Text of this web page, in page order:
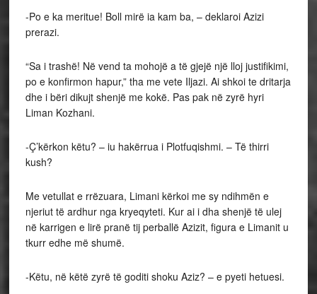
-Po e ka meritue! Boll mirë ia kam ba, – deklaroi Azizi
prerazi.
“Sa i trashë! Në vend ta mohojë a të gjejë një lloj justifikimi,
po e konfirmon hapur,” tha me vete Iljazi. Ai shkoi te dritarja
dhe i bëri dikujt shenjë me kokë. Pas pak në zyrë hyri
Liman Kozhani.
-Ç’kërkon këtu? – iu hakërrua i Plotfuqishmi. – Të thirri
kush?
Me vetullat e rrëzuara, Limani kërkoi me sy ndihmën e
njeriut të ardhur nga kryeqyteti. Kur ai i dha shenjë të ulej
në karrigen e lirë pranë tij perballë Azizit, figura e Limanit u
tkurr edhe më shumë.
-Këtu, në këtë zyrë të goditi shoku Aziz? – e pyeti hetuesi.